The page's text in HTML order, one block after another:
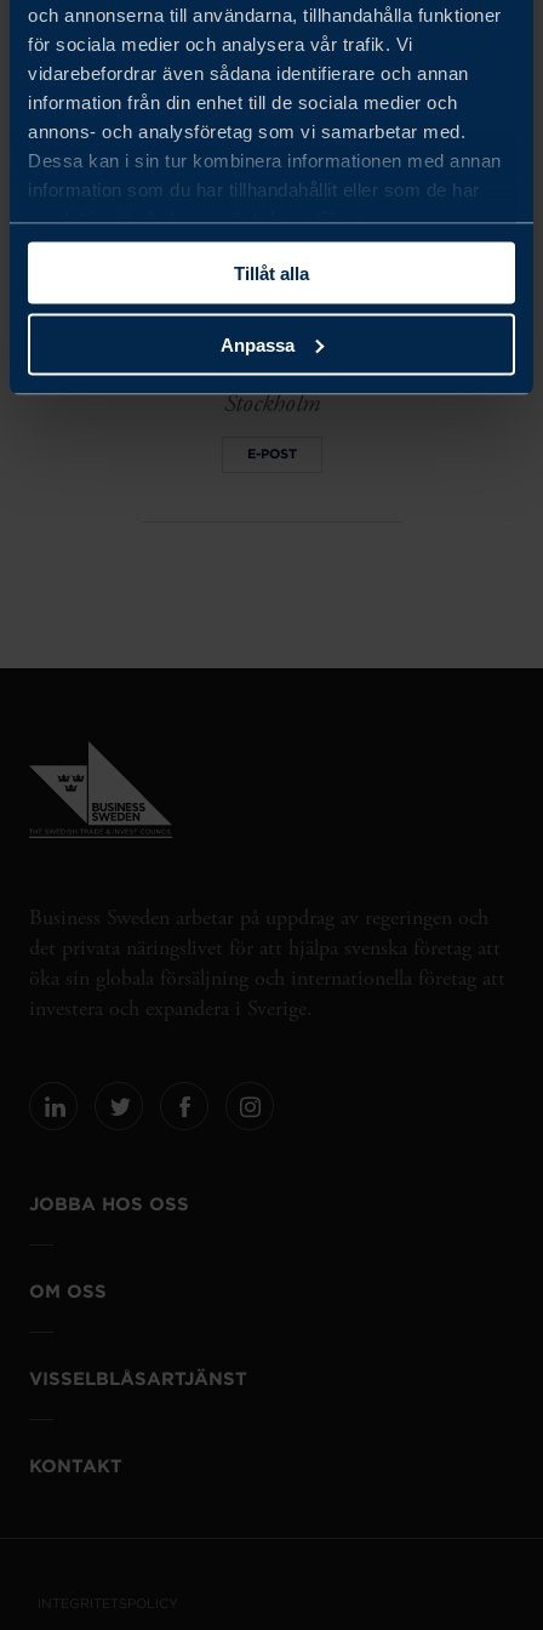
och annonserna till användarna, tillhandahålla funktioner
för sociala medier och analysera vår trafik. Vi
vidarebefordrar även sådana identifierare och annan
information från din enhet till de sociala medier och
annons- och analysföretag som vi samarbetar med.
Dessa kan i sin tur kombinera informationen med annan
information som du har tillhandahållit eller som de har
samlat in när du har använt deras tjänster.
Tillåt alla
Anpassa
MANIK KARN
Program Manager Business
Ecosystem
Stockholm
E-POST
Vänligen acceptera marknadsföringscookies för att ladda
materialet.
ÄNDRA INSTÄLLNINGAR
Share
linkedin
Share
on
facebook
Share
Business Sweden arbetar på uppdrag av regeringen och
det privata näringslivet för att hjälpa svenska företag att
öka sin globala försäljning och internationella företag att
investera och expandera i Sverige.
JOBBA HOS OSS
OM OSS
VISSELBLÅSARTJÄNST
KONTAKT
INTEGRITETSPOLICY